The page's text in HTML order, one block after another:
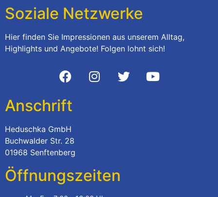
Soziale Netzwerke
Hier finden Sie Impressionen aus unserem Alltag,
Highlights und Angebote! Folgen lohnt sich!
Anschrift
Heduschka GmbH
Buchwalder Str. 28
01968 Senftenberg
Öffnungszeiten